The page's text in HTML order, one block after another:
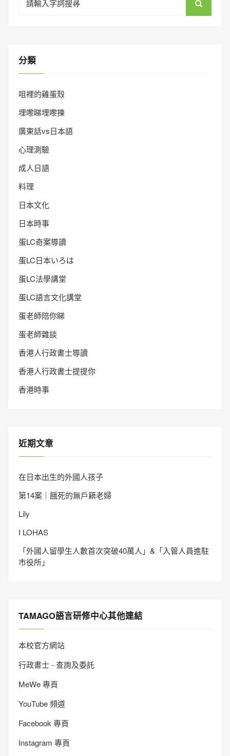
for:
分類
咀裡的雞蛋殼
埋嚟睇埋嚟揀
廣東話vs日本語
心理測驗
成人日語
料理
日本文化
日本時事
蛋LC奇案導讀
蛋LC日本いろは
蛋LC法學講堂
蛋LC語言文化講堂
蛋老師陪你睇
蛋老師雜談
香港人行政書士導讀
香港人行政書士提提你
香港時事
近期文章
在日本出生的外國人孩子
第14案｜餓死的無戶籍老婦
Lily
I LOHAS
「外國人留學生人數首次突破40萬人」&「入管人員進駐
市役所」
TAMAGO語言研修中心其他連結
本校官方網站
行政書士 - 查詢及委託
MeWe 專頁
YouTube 頻道
Facebook 專頁
Instagram 專頁